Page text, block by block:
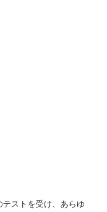
ストを受け、あらゆ